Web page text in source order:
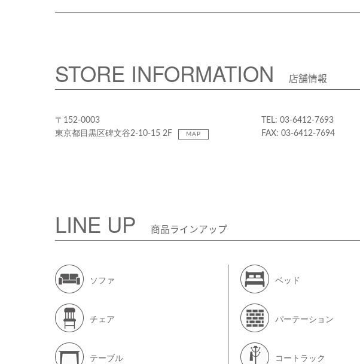
STORE INFORMATION 店舗情報
〒152-0003
東京都目黒区碑文谷2-10-15 2F
MAP
TEL: 03-6412-7693
FAX: 03-6412-7694
LINE UP 商品ラインアップ
ソファ
チェア
テーブル
ベッド
パーテーション
コートラック